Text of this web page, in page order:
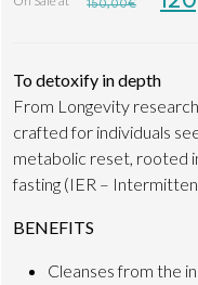
150,00€
To detoxify in depth
From Longevity
crafted for individuals
metabolic reset, rooted
fasting (IER –
BENEFITS
Cleanses from the